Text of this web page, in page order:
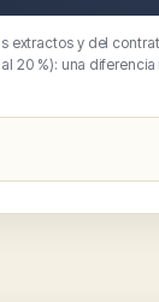
y del
20 %): una